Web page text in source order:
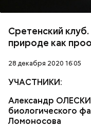
Сретенский
природе как
28 декабря 2020 16:05
УЧАСТНИКИ:
Александр
биологического
Ломоносова